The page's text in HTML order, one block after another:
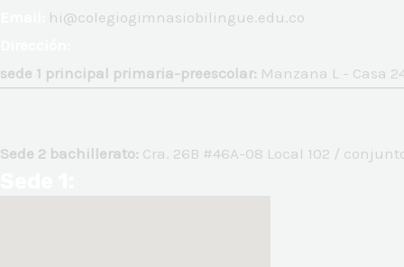
hi@colegiogimnasiobilingue.edu.co
sede 1 principal primaria-preescolar: Manzana L - Casa
Sede 2 bachillerato: Cra. 26B #46A-08 Local 102 /